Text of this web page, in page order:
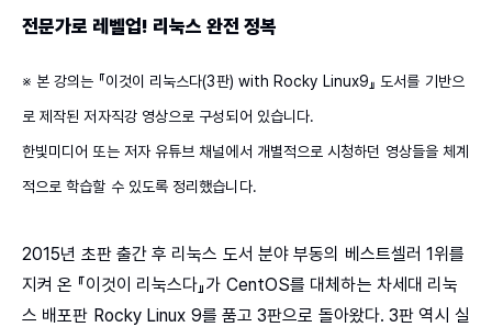
전문가로 레벨업! 리눅스 완전 정복
※ 본 강의는 『이것이 리눅스다(3판) with Rocky Linux9』 도서를 기반으
로 제작된 저자직강 영상으로 구성되어 있습니다.
한빛미디어 또는 저자 유튜브 채널에서 개별적으로 시청하던 영상들을 체계
적으로 학습할 수 있도록 정리했습니다.
2015년 초판 출간 후 리눅스 도서 분야 부동의 베스트셀러 1위를
지켜 온 『이것이 리눅스다』가 CentOS를 대체하는 차세대 리눅
스 배포판 Rocky Linux 9를 품고 3판으로 돌아왔다. 3판 역시 실